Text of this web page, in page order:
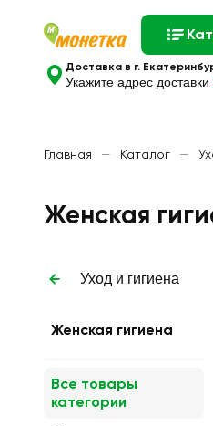
Доставка в г.
Укажите адрес доставки
Главная — Каталог —
Женская
Уход и гигиена
Женская гигиена
Все товары
категории